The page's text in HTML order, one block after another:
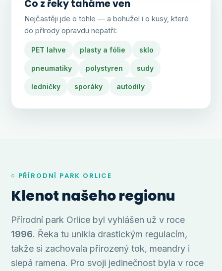
Co z řeky tahá­me ven
Nejčastěji jde o tohle — a bohužel i o kusy, které
do přírody opravdu nepatří:
PET lahve plasty a fólie sklo
pneumatiky polystyren sudy
ledničky sporáky autodíly
○ PŘÍRODNÍ PARK ORLICE
Klenot našeho regionu
Přírodní park Orlice byl vyhlášen už v roce
1996. Řeka tu unikla drastickým regulacím,
takže si zachovala přirozený tok, meandry i
slepá ramena. Pro svoji jedinečnost byla v roce